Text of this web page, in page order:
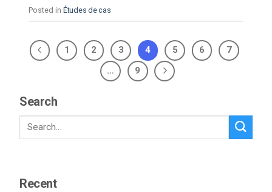
Posted in Études de cas
1 2 3 4 5 6
7
…
9
Search
Recent